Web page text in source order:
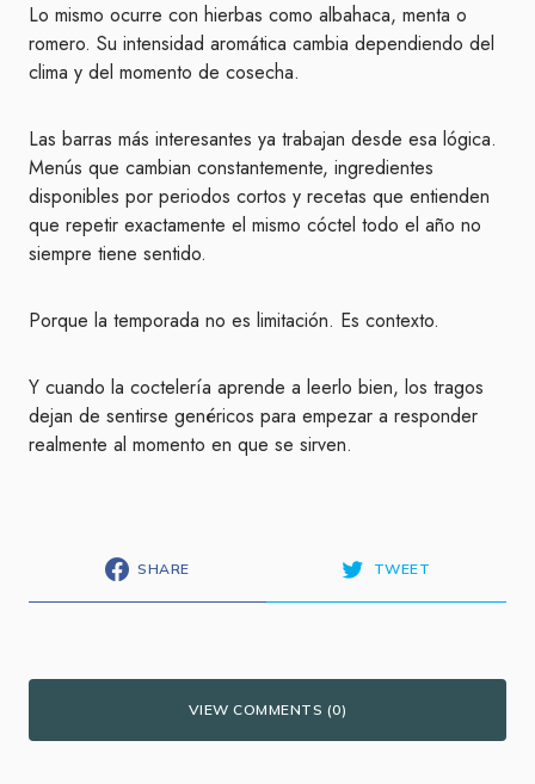
Lo mismo ocurre con hierbas como albahaca, menta o
romero. Su intensidad aromática cambia dependiendo del
clima y del momento de cosecha.
Las barras más interesantes ya trabajan desde esa lógica.
Menús que cambian constantemente, ingredientes
disponibles por periodos cortos y recetas que entienden
que repetir exactamente el mismo cóctel todo el año no
siempre tiene sentido.
Porque la temporada no es limitación. Es contexto.
Y cuando la coctelería aprende a leerlo bien, los tragos
dejan de sentirse genéricos para empezar a responder
realmente al momento en que se sirven.
SHARE TWEET
VIEW COMMENTS (0)